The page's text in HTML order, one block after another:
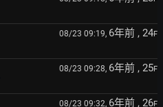
08/23 09:19, 6年前 , 24F
08/23 09:28, 6年前 , 25F
08/23 09:32, 6年前 , 26F